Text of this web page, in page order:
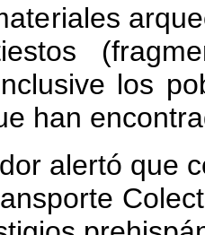
los
han
alertó que